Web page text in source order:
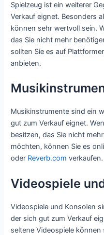
Spielzeug ist ein weiterer
Verkauf eignet. Besonders
können sehr wertvoll sein.
das Sie nicht mehr
sollten Sie es auf
anbieten.
Musikinstrumente sind ein
gut zum Verkauf eignet.
besitzen, das Sie nicht
möchten, können Sie es
oder Reverb.com verkaufen.
Videospiele
Videospiele und Konsolen
der sich gut zum Verkauf
seltene Videospiele